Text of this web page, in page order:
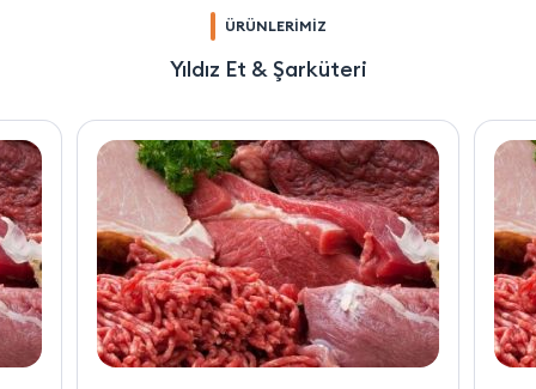
ÜRÜNLERİMİZ
Yıldız Et & Şarküteri